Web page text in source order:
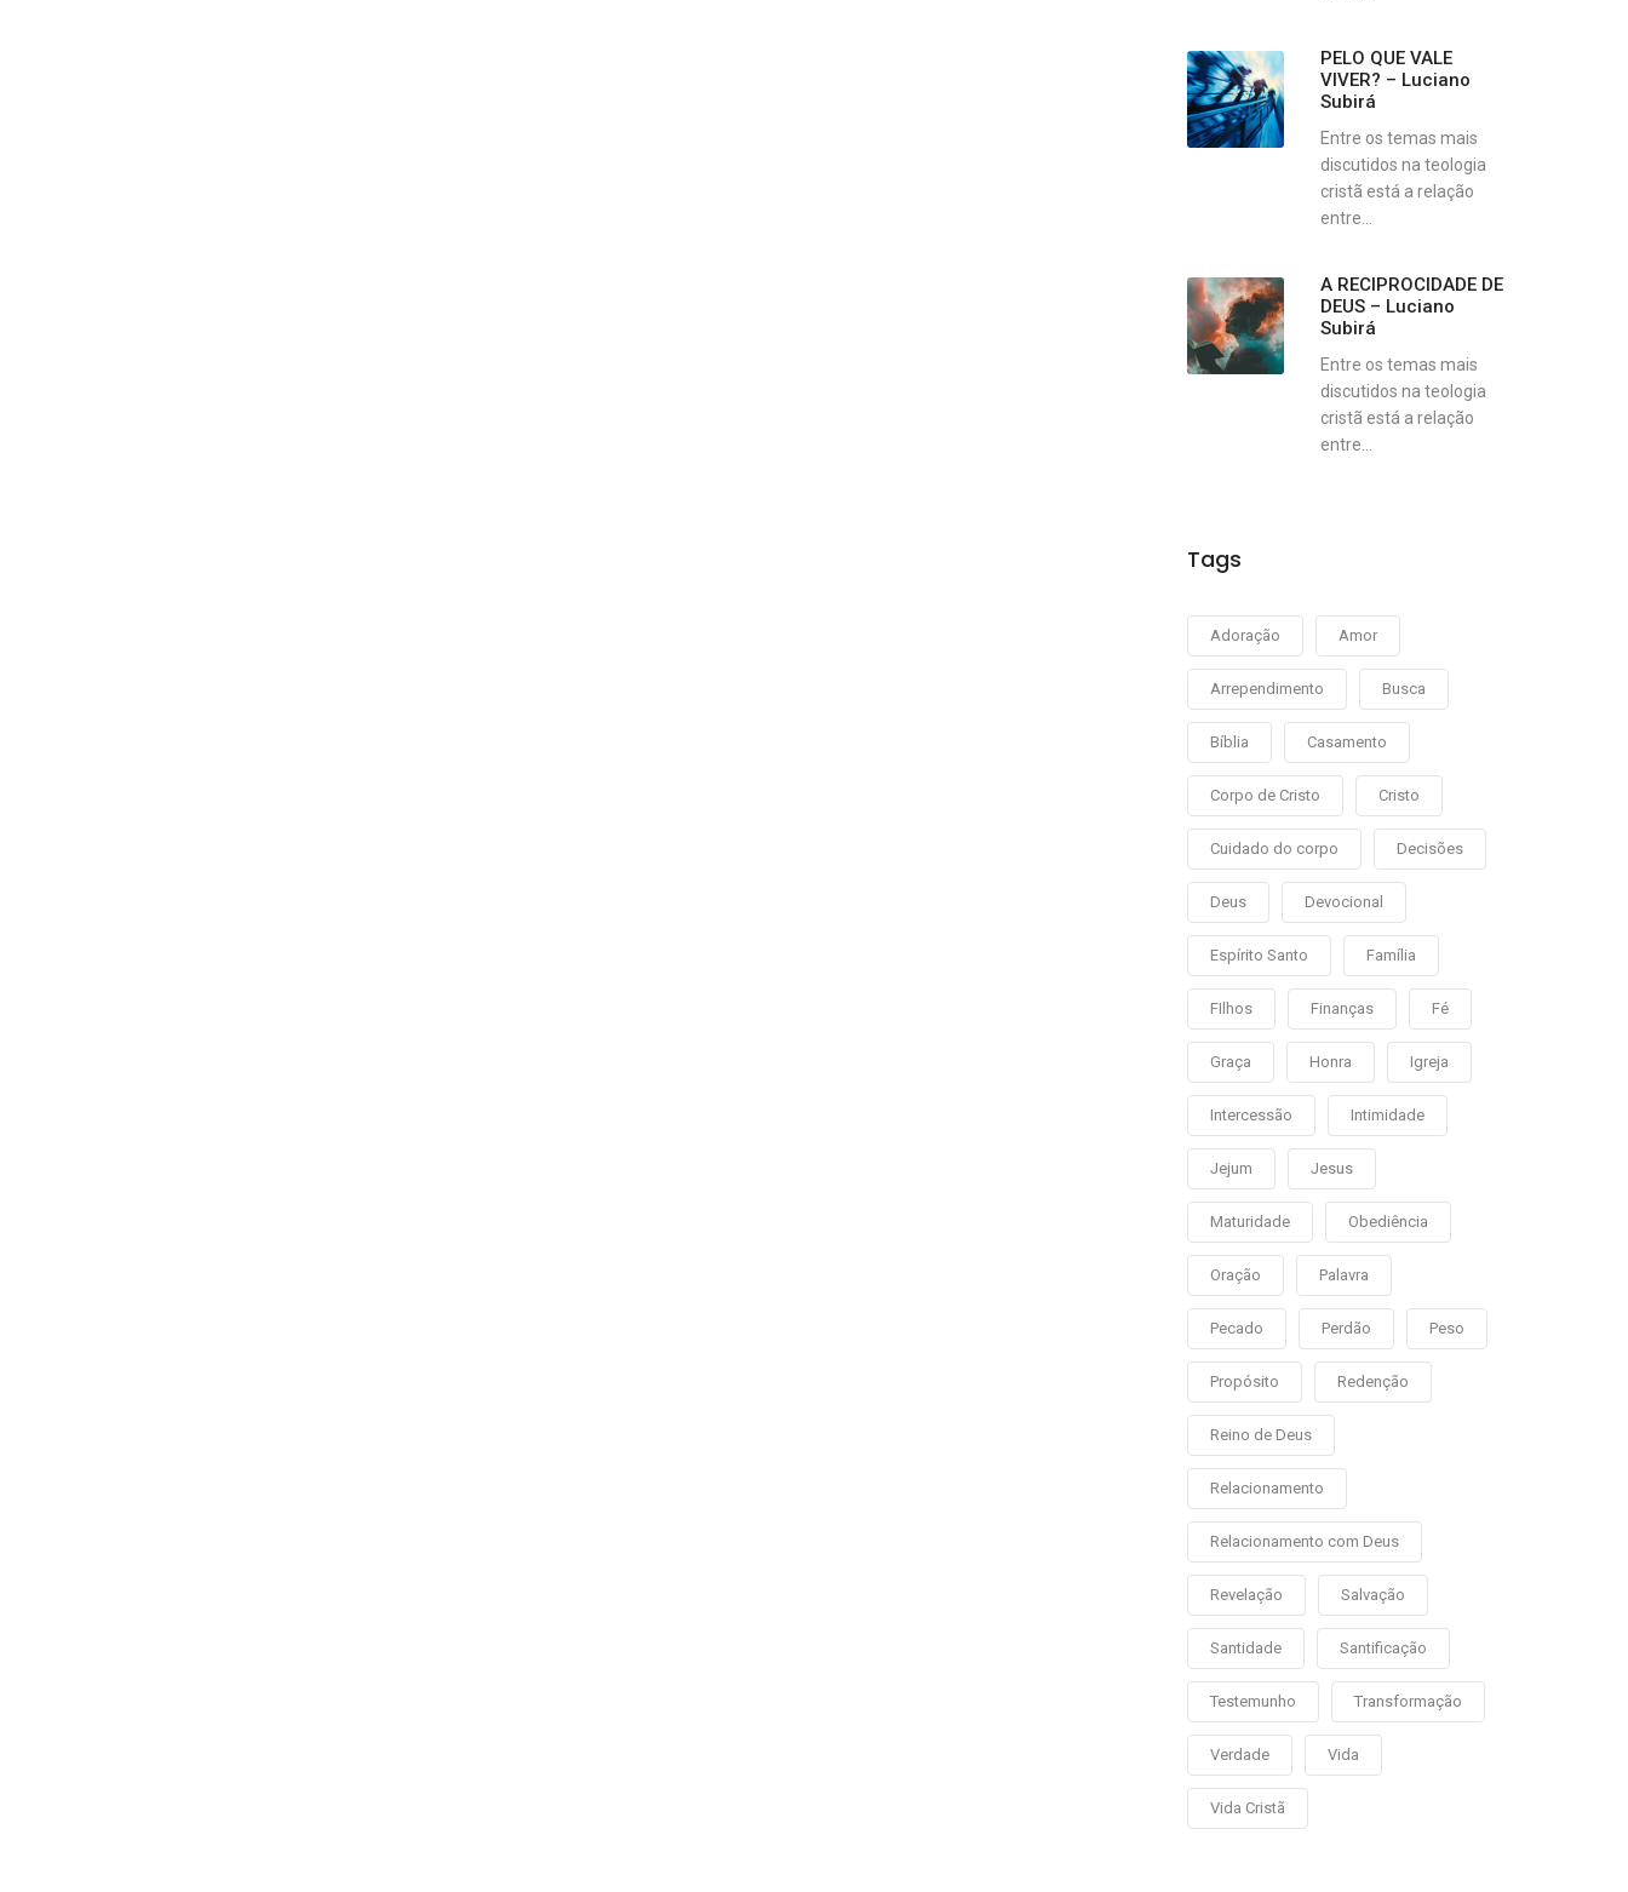
PELO QUE VALE
VIVER? – Luciano
Subirá
Entre os temas mais
discutidos na teologia
cristã está a relação
entre...
A RECIPROCIDADE DE
DEUS – Luciano
Subirá
Entre os temas mais
discutidos na teologia
cristã está a relação
entre...
Tags
Adoração Amor
Arrependimento Busca
Bíblia Casamento
Corpo de Cristo Cristo
Cuidado do corpo Decisões
Deus Devocional
Espírito Santo Família
FIlhos Finanças Fé
Graça Honra Igreja
Intercessão Intimidade
Jejum Jesus
Maturidade Obediência
Oração Palavra
Pecado Perdão Peso
Propósito Redenção
Reino de Deus
Relacionamento
Relacionamento com Deus
Revelação Salvação
Santidade Santificação
Testemunho Transformação
Verdade Vida
Vida Cristã